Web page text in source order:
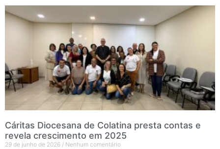
Cáritas Diocesana de Colatina presta contas e
revela crescimento em 2025
29 de junho de 2026 Nenhum comentário